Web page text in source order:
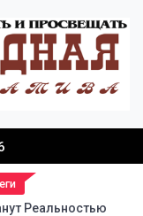
Реальностью